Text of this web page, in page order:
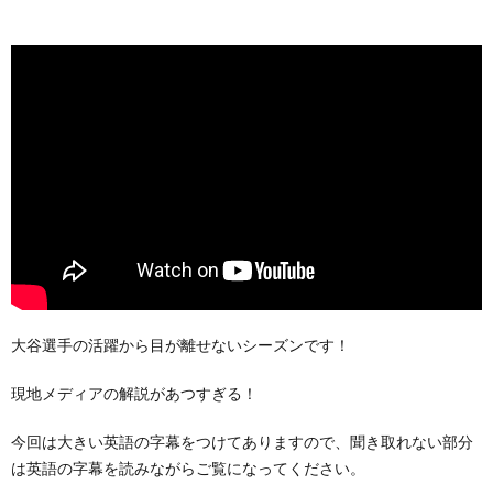
大谷選手の活躍から目が離せないシーズンです！
現地メディアの解説があつすぎる！
今回は大きい英語の字幕をつけてありますので、聞き取れない部分
は英語の字幕を読みながらご覧になってください。